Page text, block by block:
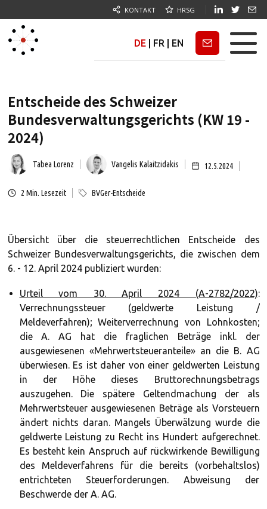
KONTAKT HRSG
DE FR EN Newsletter
Entscheide des Schweizer
Bundesverwaltungsgerichts (KW 19 -
2024)
Tabea Lorenz Vangelis Kalaitzidakis 12.5.2024
2 Min. Lesezeit BVGer-Entscheide
Übersicht über die steuerrechtlichen Entscheide des
Schweizer Bundesverwaltungsgerichts, die zwischen dem
6. - 12. April 2024 publiziert wurden:
Urteil vom 30. April 2024 (A-2782/2022):
Verrechnungssteuer (geldwerte Leistung /
Meldeverfahren); Weiterverrechnung von Lohnkosten;
die A. AG hat die fraglichen Beträge inkl. der
ausgewiesenen «Mehrwertsteueranteile» an die B. AG
überwiesen. Es ist daher von einer geldwerten Leistung
in der Höhe dieses Bruttorechnungsbetrags
auszugehen. Die spätere Geltendmachung der als
Mehrwertsteuer ausgewiesenen Beträge als Vorsteuern
ändert nichts daran. Mangels Überwälzung wurde die
geldwerte Leistung zu Recht ins Hundert aufgerechnet.
Es besteht kein Anspruch auf rückwirkende Bewilligung
des Meldeverfahrens für die bereits (vorbehaltslos)
entrichteten Steuerforderungen. Abweisung der
Beschwerde der A. AG.